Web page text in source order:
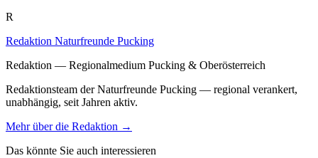
R
Redaktion Naturfreunde Pucking
Redaktion — Regionalmedium Pucking & Oberösterreich
Redaktionsteam der Naturfreunde Pucking — regional verankert,
unabhängig, seit Jahren aktiv.
Mehr über die Redaktion →
Das könnte Sie auch interessieren